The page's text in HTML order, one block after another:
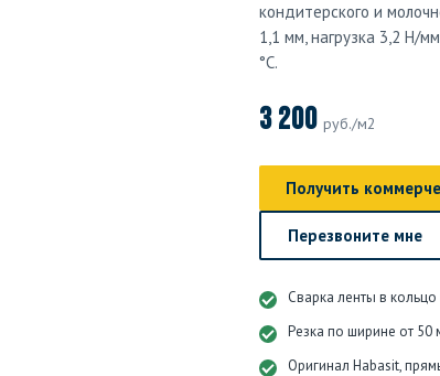
кондитерского и
1,1 мм, нагрузка 3,2 Н/
°C.
3 200 руб./м2
Получить
Перезвоните мне
Сварка ленты в
Резка по ширине от 50
Оригинал Habasit,